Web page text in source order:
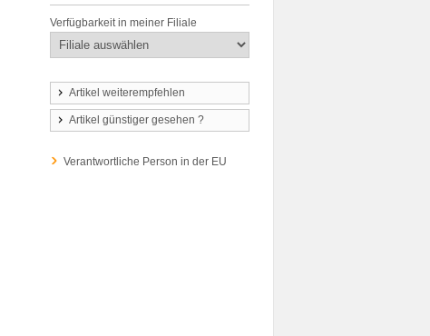
Verfügbarkeit in meiner Filiale
Artikel weiterempfehlen
Artikel günstiger gesehen ?
Verantwortliche Person in der EU